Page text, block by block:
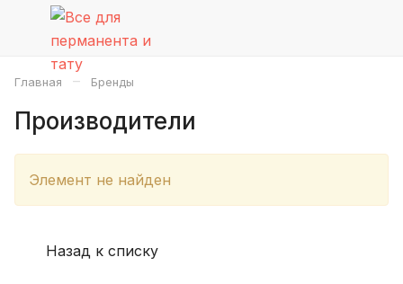
Главная – Бренды
Производители
Элемент не найден
Назад к списку